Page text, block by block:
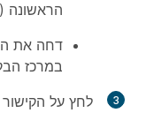
הראשונה (FTSW).
דחה את
במרכז
לחץ על